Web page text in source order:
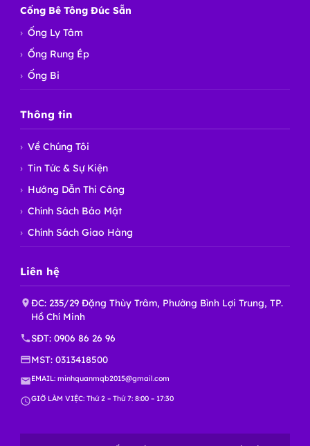
Cống Bê Tông Đúc Sẵn
Ống Ly Tâm
Ống Rung Ép
Ống Bi
Thông tin
Về Chúng Tôi
Tin Tức & Sự Kiện
Hướng Dẫn Thi Công
Chính Sách Bảo Mật
Chính Sách Giao Hàng
Liên hệ
ĐC: 235/29 Đặng Thùy Trâm, Phường Bình Lợi Trung, TP.
Hồ Chí Minh
SĐT: 0906 86 26 96
MST: 0313418500
EMAIL: minhquanmqb2015@gmail.com
GIỜ LÀM VIỆC: Thứ 2 – Thứ 7: 8:00 – 17:30